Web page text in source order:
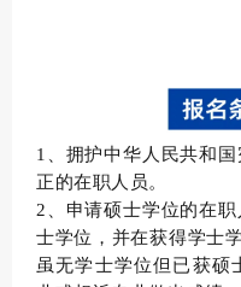
1、拥护中华人民共和
正的在职人员。
2、申请硕士学位的在
士学位，并在获得学士
虽无学士学位但已获硕